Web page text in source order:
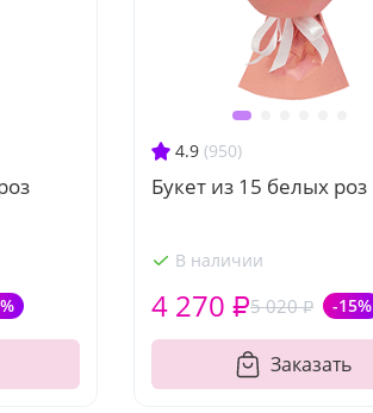
4.9 (950)
Букет из 15 белых роз
В наличии
5 020 ₽ -15%
4 270 ₽
Заказать